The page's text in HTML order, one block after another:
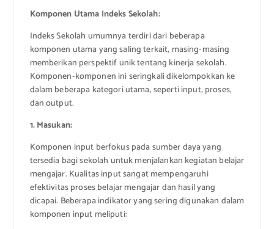
Komponen Utama Indeks Sekolah:
Indeks Sekolah umumnya terdiri dari beberapa
komponen utama yang saling terkait, masing-masing
memberikan perspektif unik tentang kinerja sekolah.
Komponen-komponen ini seringkali dikelompokkan ke
dalam beberapa kategori utama, seperti input, proses,
dan output.
1. Masukan:
Komponen input berfokus pada sumber daya yang
tersedia bagi sekolah untuk menjalankan kegiatan belajar
mengajar. Kualitas input sangat mempengaruhi
efektivitas proses belajar mengajar dan hasil yang
dicapai. Beberapa indikator yang sering digunakan dalam
komponen input meliputi: